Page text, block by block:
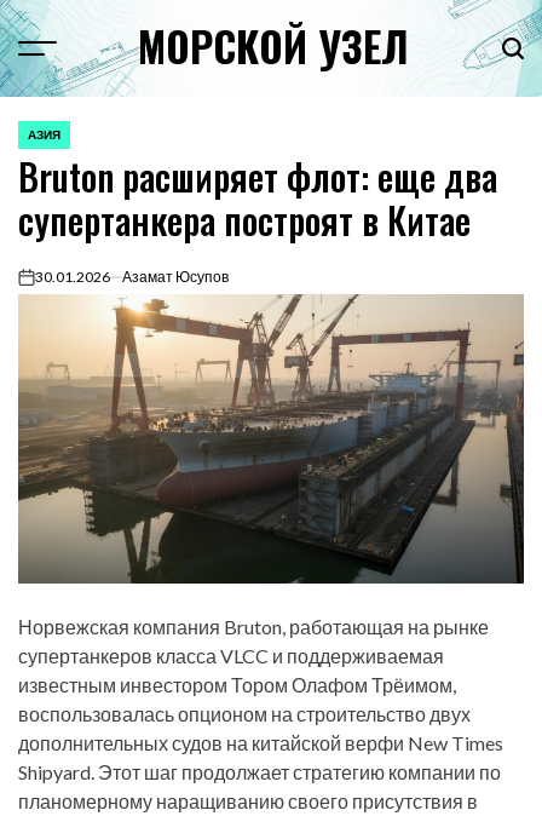
Перейти
к
содержимому
Menu МОРСКОЙ УЗЕЛ
ОПУБЛИКОВАНО
В
АЗИЯ
Bruton расширяет флот: еще два
супертанкера построят в Китае
on30.01.2026 Азамат Юсупов
Норвежская компания Bruton, работающая на рынке
супертанкеров класса VLCC и поддерживаемая
известным инвестором Тором Олафом Трёимом,
воспользовалась опционом на строительство двух
дополнительных судов на китайской верфи New Times
Shipyard. Этот шаг продолжает стратегию компании по
планомерному наращиванию своего присутствия в